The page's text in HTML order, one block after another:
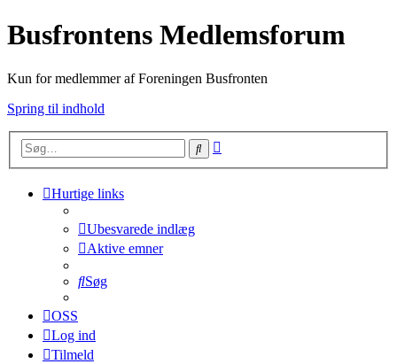
Busfrontens Medlemsforum
Kun for medlemmer af Foreningen Busfronten
Spring til indhold
Søg
Hurtige links
Ubesvarede indlæg
Aktive emner
Søg
OSS
Log ind
Tilmeld